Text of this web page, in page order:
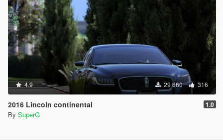
4.9 29 860 316
2016 Lincoln continental 1.0
By SuperG